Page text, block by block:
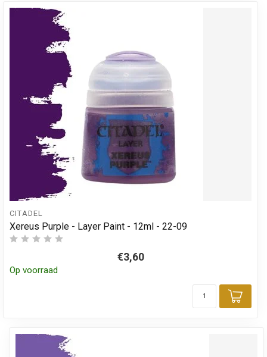
CITADEL
Xereus Purple - Layer Paint - 12ml - 22-09
€3,60
Op voorraad